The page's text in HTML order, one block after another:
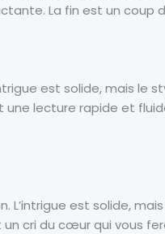
La fin est un coup
est solide, mais le
lecture rapide et
est solide,
cri du cœur qui vous